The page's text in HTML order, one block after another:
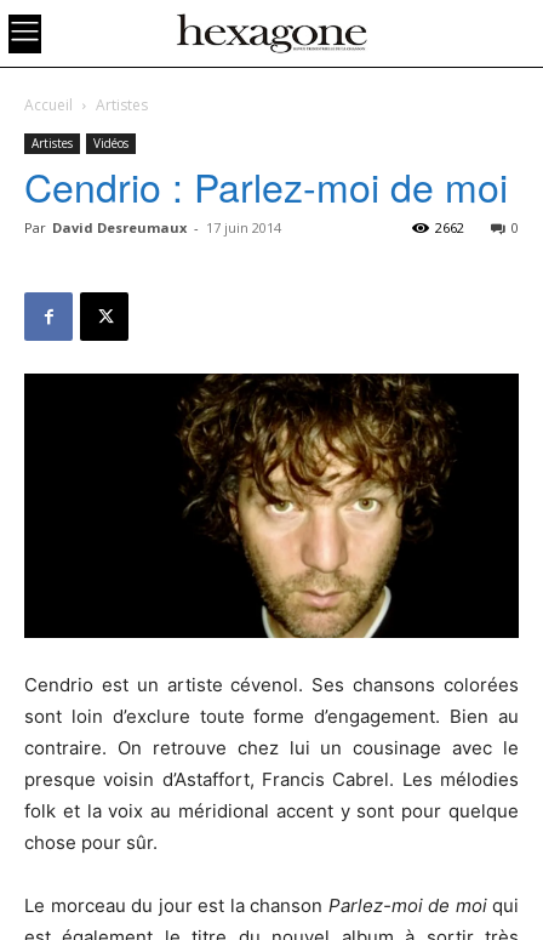
Accueil Artistes
Artistes Vidéos
Cendrio : Parlez-moi de moi
Par David Desreumaux - 17 juin 2014 0
2662
Cendrio est un artiste cévenol. Ses chansons colorées
sont loin d’exclure toute forme d’engagement. Bien au
contraire. On retrouve chez lui un cousinage avec le
presque voisin d’Astaffort, Francis Cabrel. Les mélodies
folk et la voix au méridional accent y sont pour quelque
chose pour sûr.
Le morceau du jour est la chanson Parlez-moi de moiqui